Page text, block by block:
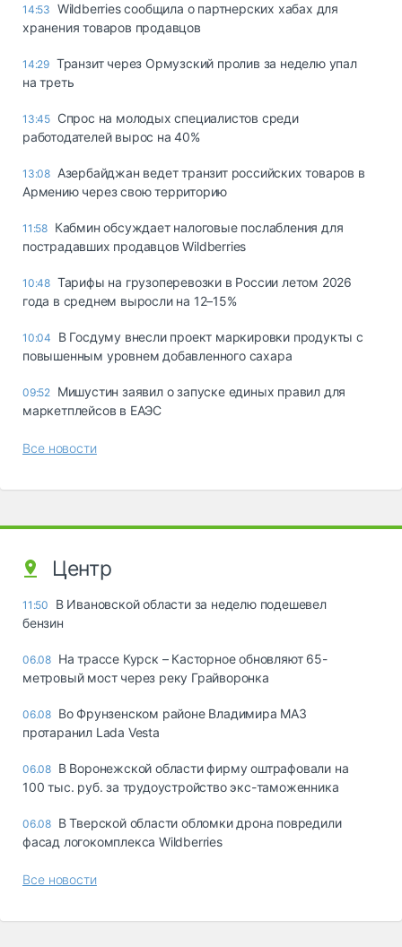
14:53 Wildberries сообщила о партнерских хабах для
хранения товаров продавцов
14:29 Транзит через Ормузский пролив за неделю упал
на треть
13:45 Спрос на молодых специалистов среди
работодателей вырос на 40%
13:08 Азербайджан ведет транзит российских товаров в
Армению через свою территорию
11:58 Кабмин обсуждает налоговые послабления для
пострадавших продавцов Wildberries
10:48 Тарифы на грузоперевозки в России летом 2026
года в среднем выросли на 12–15%
10:04
В Госдуму внесли проект маркировки продукты с
повышенным уровнем добавленного сахара
09:52 Мишустин заявил о запуске единых правил для
маркетплейсов в ЕАЭС
Все новости
Центр
11:50
В Ивановской области за неделю подешевел
бензин
06.08 На трассе Курск – Касторное обновляют 65-
метровый мост через реку Грайворонка
06.08 Во Фрунзенском районе Владимира МАЗ
протаранил Lada Vesta
06.08 В Воронежской области фирму оштрафовали на
100 тыс. руб. за трудоустройство экс-таможенника
06.08 В Тверской области обломки дрона повредили
фасад логокомплекса Wildberries
Все новости